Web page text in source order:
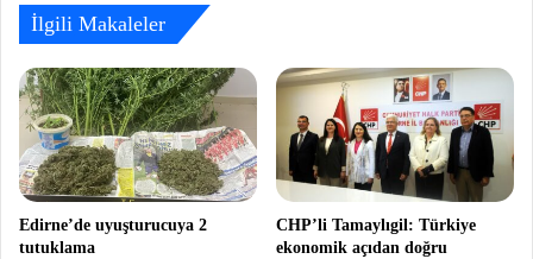
İlgili Makaleler
Edirne’de uyuşturucuya 2
tutuklama
CHP’li Tamaylıgil: Türkiye
ekonomik açıdan doğru